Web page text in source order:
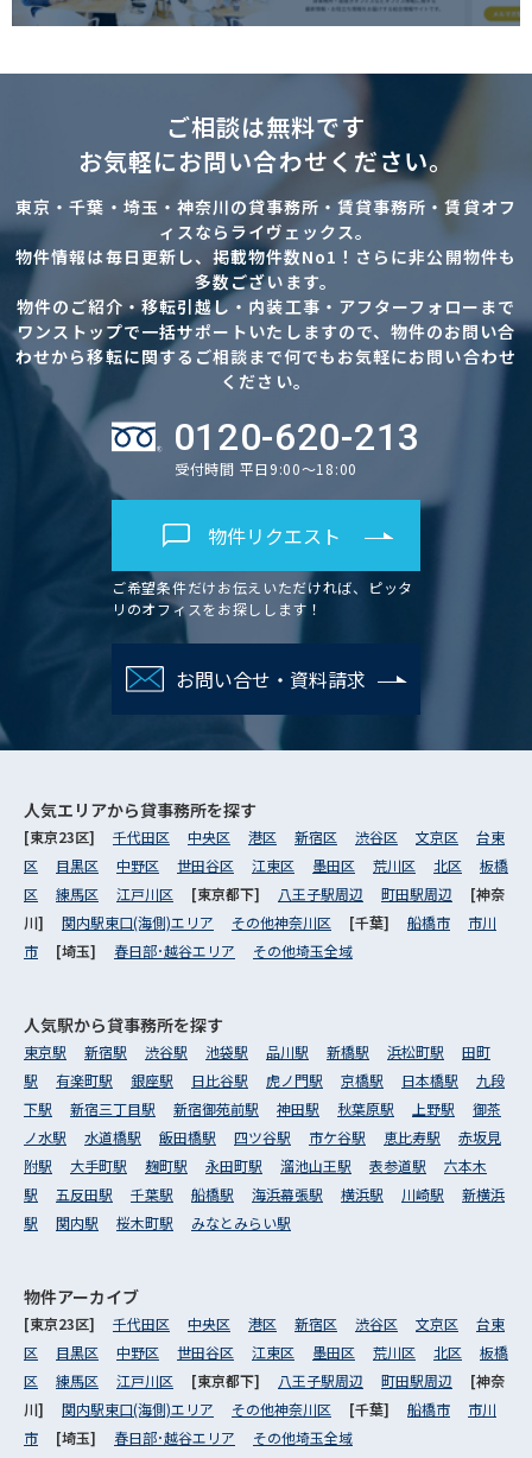
ご相談は無料です
お気軽にお問い合わせください。
東京・千葉・埼玉・神奈川の貸事務所・賃貸事務所・賃貸オフ
ィスならライヴェックス。
物件情報は毎日更新し、掲載物件数No1！さらに非公開物件も
多数ございます。
物件のご紹介・移転引越し・内装工事・アフターフォローまで
ワンストップで一括サポートいたしますので、物件のお問い合
わせから移転に関するご相談まで何でもお気軽にお問い合わせ
ください。
0120-620-213
受付時間 平日9:00～18:00
物件リクエスト
ご希望条件だけお伝えいただければ、ピッタ
リのオフィスをお探しします！
お問い合せ・資料請求
人気エリアから貸事務所を探す
[東京23区] 千代田区 中央区 港区 新宿区 渋谷区 文京区
台東
区
目黒区 中野区 世田谷区 江東区 墨田区 荒川区 北区
板橋
区
練馬区 江戸川区 [東京都下] 八王子駅周辺 町田駅周辺
[神奈
川] 関内駅東口(海側)エリア その他神奈川区 [千葉] 船橋市
市川
市
[埼玉] 春日部･越谷エリア その他埼玉全域
人気駅から貸事務所を探す
東京駅 新宿駅 渋谷駅 池袋駅 品川駅 新橋駅 浜松町駅
田町
駅
有楽町駅 銀座駅 日比谷駅 虎ノ門駅 京橋駅 日本橋駅
九段
下駅
新宿三丁目駅 新宿御苑前駅 神田駅 秋葉原駅 上野駅
御茶
ノ水駅
水道橋駅 飯田橋駅 四ツ谷駅 市ケ谷駅 恵比寿駅
赤坂見
附駅
大手町駅 麹町駅 永田町駅 溜池山王駅 表参道駅
六本木
駅
五反田駅 千葉駅 船橋駅 海浜幕張駅 横浜駅 川崎駅
新横浜
駅
関内駅 桜木町駅 みなとみらい駅
物件アーカイブ
[東京23区] 千代田区 中央区 港区 新宿区 渋谷区 文京区
台東
区
目黒区 中野区 世田谷区 江東区 墨田区 荒川区 北区
板橋
区
練馬区 江戸川区 [東京都下] 八王子駅周辺 町田駅周辺
[神奈
川] 関内駅東口(海側)エリア その他神奈川区 [千葉] 船橋市
市川
市
[埼玉] 春日部･越谷エリア その他埼玉全域